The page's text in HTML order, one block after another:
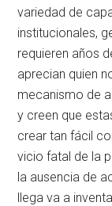
variedad de
institucionales,
requieren años
aprecian quien
mecanismo de
y creen que
crear tan fácil
vicio fatal de la
la ausencia de
llega va a